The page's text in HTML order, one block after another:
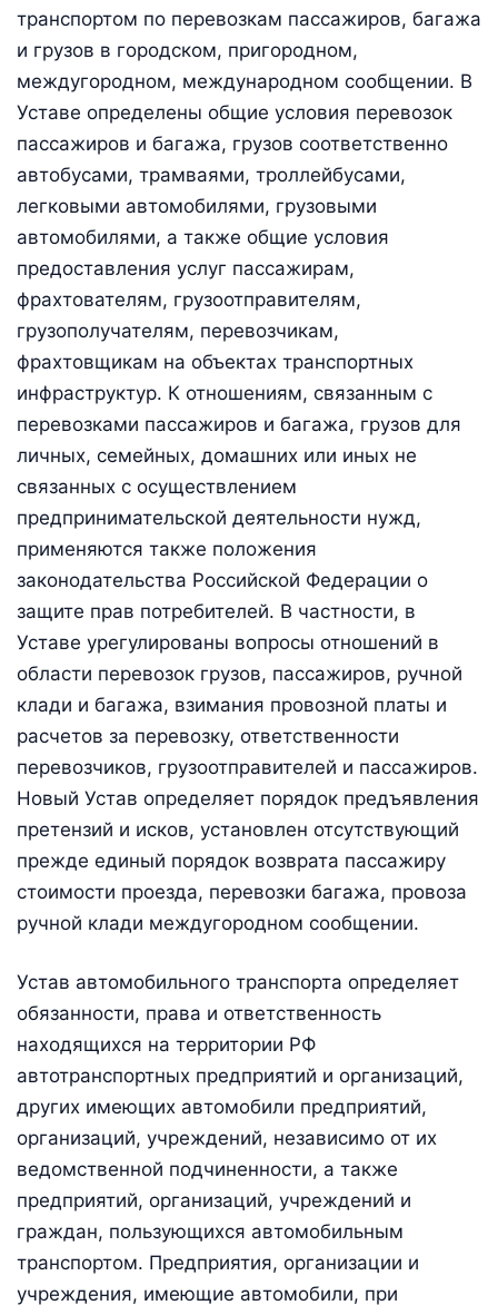
транспортом по перевозкам пассажиров, багажа
и грузов в городском, пригородном,
междугородном, международном сообщении. В
Уставе определены общие условия перевозок
пассажиров и багажа, грузов соответственно
автобусами, трамваями, троллейбусами,
легковыми автомобилями, грузовыми
автомобилями, а также общие условия
предоставления услуг пассажирам,
фрахтователям, грузоотправителям,
грузополучателям, перевозчикам,
фрахтовщикам на объектах транспортных
инфраструктур. К отношениям, связанным с
перевозками пассажиров и багажа, грузов для
личных, семейных, домашних или иных не
связанных с осуществлением
предпринимательской деятельности нужд,
применяются также положения
законодательства Российской Федерации о
защите прав потребителей. В частности, в
Уставе урегулированы вопросы отношений в
области перевозок грузов, пассажиров, ручной
клади и багажа, взимания провозной платы и
расчетов за перевозку, ответственности
перевозчиков, грузоотправителей и пассажиров.
Новый Устав определяет порядок предъявления
претензий и исков, установлен отсутствующий
прежде единый порядок возврата пассажиру
стоимости проезда, перевозки багажа, провоза
ручной клади междугородном сообщении.
Устав автомобильного транспорта определяет
обязанности, права и ответственность
находящихся на территории РФ
автотранспортных предприятий и организаций,
других имеющих автомобили предприятий,
организаций, учреждений, независимо от их
ведомственной подчиненности, а также
предприятий, организаций, учреждений и
граждан, пользующихся автомобильным
транспортом. Предприятия, организации и
учреждения, имеющие автомобили, при